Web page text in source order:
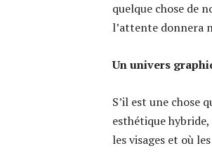
quelque chose de
l’attente donnera
Un univers
S’il est une chose
esthétique
les visages et où